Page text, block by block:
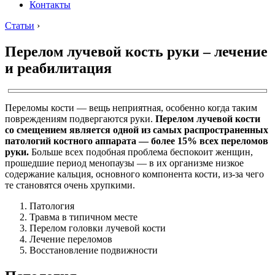
Контакты
Статьи ›
Перелом лучевой кость руки – лечение
и реабилитация
Переломы кости — вещь неприятная, особенно когда таким
повреждениям подвергаются руки. Перелом лучевой кости
со смещением является одной из самых распространенных
патологий костного аппарата — более 15% всех переломов
руки. Больше всех подобная проблема беспокоит женщин,
прошедшие период менопаузы — в их организме низкое
содержание кальция, основного компонента кости, из-за чего
те становятся очень хрупкими.
Патология
Травма в типичном месте
Перелом головки лучевой кости
Лечение переломов
Восстановление подвижности